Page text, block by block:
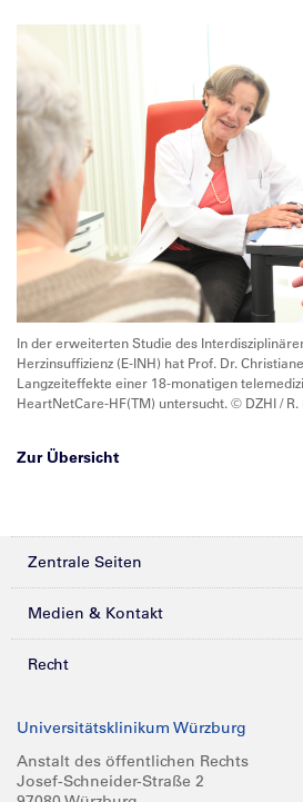
In der erweiterten Studie des
Herzinsuffizienz (E-INH) hat Prof. Dr.
Langzeiteffekte einer 18-monatigen
HeartNetCare-HF(TM) untersucht. © DZHI / R.
Zur Übersicht
Zentrale Seiten
Kliniken & Zentren
Forschung
Karriere
Medien & Kontakt
Presse
Glossar
Recht
Compliance
Impressum
Universitätsklinikum Würzburg
Anstalt des öffentlichen Rechts
Josef-Schneider-Straße 2